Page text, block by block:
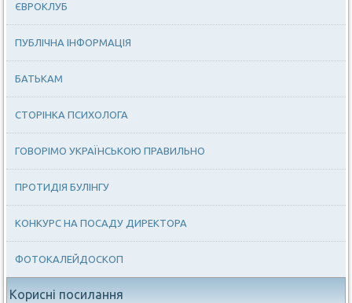
ЄВРОКЛУБ
ПУБЛІЧНА ІНФОРМАЦІЯ
БАТЬКАМ
СТОРІНКА ПСИХОЛОГА
ГОВОРІМО УКРАЇНСЬКОЮ ПРАВИЛЬНО
ПРОТИДІЯ БУЛІНГУ
КОНКУРС НА ПОСАДУ ДИРЕКТОРА
ФОТОКАЛЕЙДОСКОП
Корисні посилання